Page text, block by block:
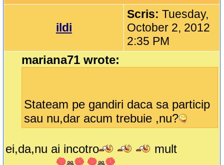
ildi
Scris:Tuesday,
October 2, 2012
2:35 PM
mariana71 wrote:
Stateam pe gandiri daca sa particip
sau nu,dar acum trebuie ,nu?
ei,da,nu ai incotro
mult